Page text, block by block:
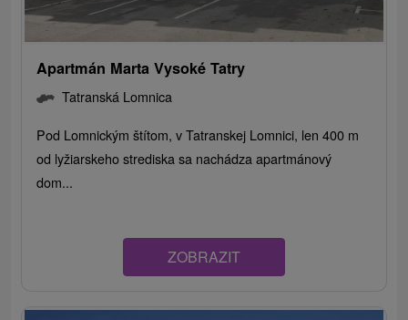
Apartmán Marta Vysoké Tatry
Tatranská Lomnica
Pod Lomnickým štítom, v Tatranskej Lomnici, len 400 m
od lyžiarskeho strediska sa nachádza apartmánový
dom...
ZOBRAZIT